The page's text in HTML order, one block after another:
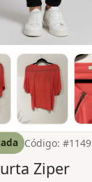
Código: #1149
Ziper